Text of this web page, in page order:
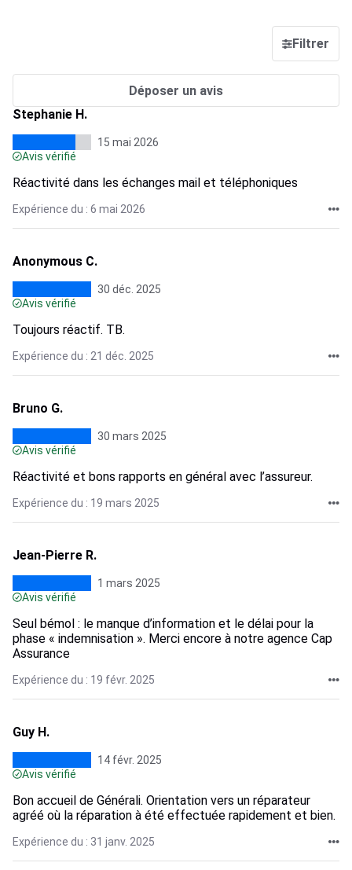
Filtrer
Déposer un avis
Stephanie H.
15 mai 2026
Avis vérifié
Réactivité dans les échanges mail et téléphoniques
Expérience du : 6 mai 2026
Anonymous C.
30 déc. 2025
Avis vérifié
Toujours réactif. TB.
Expérience du : 21 déc. 2025
Bruno G.
30 mars 2025
Avis vérifié
Réactivité et bons rapports en général avec l’assureur.
Expérience du : 19 mars 2025
Jean-Pierre R.
1 mars 2025
Avis vérifié
Seul bémol : le manque d’information et le délai pour la
phase « indemnisation ». Merci encore à notre agence Cap
Assurance
Expérience du : 19 févr. 2025
Guy H.
14 févr. 2025
Avis vérifié
Bon accueil de Générali. Orientation vers un réparateur
agréé où la réparation à été effectuée rapidement et bien.
Expérience du : 31 janv. 2025